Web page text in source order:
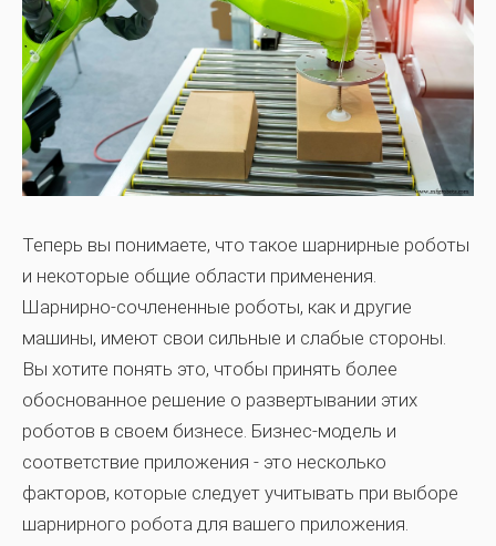
Теперь вы понимаете, что такое шарнирные роботы
и некоторые общие области применения.
Шарнирно-сочлененные роботы, как и другие
машины, имеют свои сильные и слабые стороны.
Вы хотите понять это, чтобы принять более
обоснованное решение о развертывании этих
роботов в своем бизнесе. Бизнес-модель и
соответствие приложения - это несколько
факторов, которые следует учитывать при выборе
шарнирного робота для вашего приложения.